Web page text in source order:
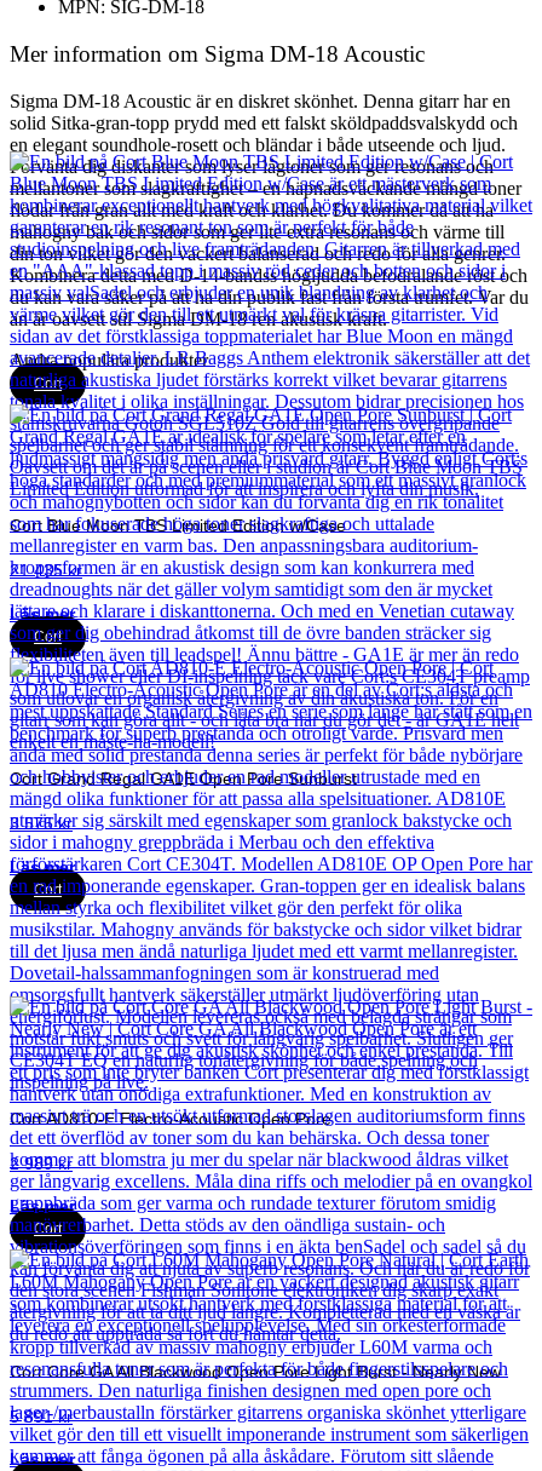
MPN: SIG-DM-18
Mer information om Sigma DM-18 Acoustic
Sigma DM-18 Acoustic är en diskret skönhet. Denna gitarr har en
solid Sitka-gran-topp prydd med ett falskt sköldpaddsvalskydd och
en elegant soundhole-rosett och bländar i både utseende och ljud.
Förvänta dig diskanter som lyser lågtoner som ger resonans och
mellantoner som slagkraftighet – en häpnadsväckande mängd toner
flödar från gran allt med kraft och klarhet. Du kommer då att ha
mahogny bak och sidor som ger lite extra resonans och värme till
din ton vilket gör den vackert balanserad och redo för alla genrer.
Kombinera detta med D-14-bandss högljudda befodralande röst och
du kan vara säker på att ha din publik fast från första trumfet. Var du
än är oavsett stil Sigma DM-18 ren akustisk kraft.
Andra populära produkter
Cort
Cort Blue Moon TBS Limited Edition w/Case
21 435kr
Läs mer
Cort
Cort Grand Regal GA1E Open Pore Sunburst
3 575kr
Läs mer
Cort
Cort AD810-E Electro-Acoustic Open Pore
2 989kr
Läs mer
Cort
Cort Core GA All Blackwood Open Pore Light Burst - Nearly New
5 891kr
Läs mer